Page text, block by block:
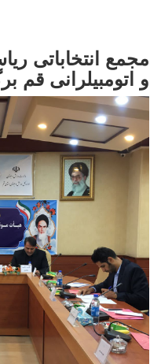
مجمع انتخاباتی
و اتومبیلرانی قم